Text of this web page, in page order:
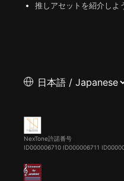
推しアセットを紹介しよ
NexTone許諾番号
ID000006710 ID000006711